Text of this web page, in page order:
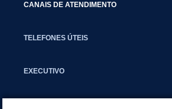
CANAIS DE ATENDIMENTO
TELEFONES ÚTEIS
EXECUTIVO